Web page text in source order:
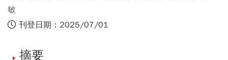
敏
刊登日期：2025/07/01
摘要